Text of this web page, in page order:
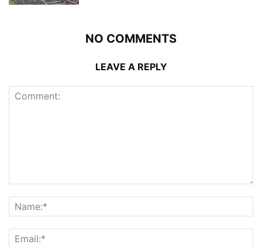
NO COMMENTS
LEAVE A REPLY